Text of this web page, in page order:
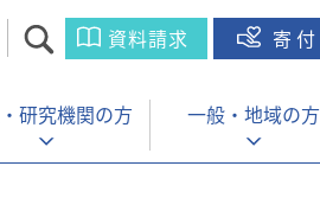
資料請求 寄付
研究機関の方 一般・ 地域の方